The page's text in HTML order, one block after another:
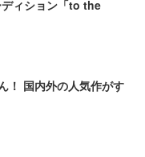
ィション「to the
！ 国内外の人気作がす